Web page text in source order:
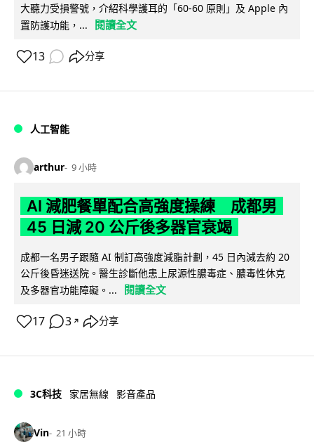
大聽力受損警號，介紹科學護耳的「60-60 原則」及 Apple 內
置防護功能，...
閱讀全文
13 分享
人工智能
arthur 9 小時
AI 減肥餐單配合高強度操練 成都男
45 日減 20 公斤後多器官衰竭
成都一名男子跟隨 AI 制訂高強度減脂計劃，45 日內減去約 20
公斤後昏迷送院。醫生診斷他患上尿源性膿毒症、膿毒性休克
及多器官功能障礙。...
閱讀全文
17 3 ↗ 分享
3C科技 家居無線 影音產品
Vin 21 小時